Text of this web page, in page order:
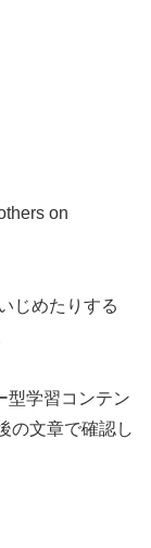
on
じめたりする
型学習コンテン
の文章で確認し